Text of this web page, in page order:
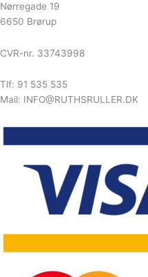
Nørregade 19
6650 Brørup
CVR-nr. 33743998
Tlf: 91 535 535
Mail: INFO@RUTHSRULLER.DK